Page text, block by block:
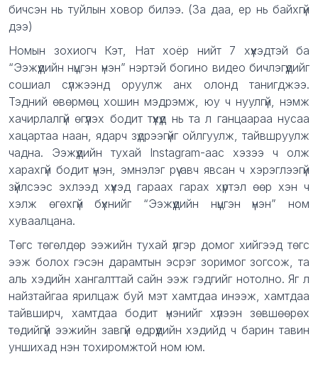
бичсэн нь туйлын ховор билээ. (За даа, ер нь байхгүй
дээ)
Номын зохиогч Кэт, Нат хоёр нийт 7 хүүхэдтэй ба
“Ээжүүдийн нүцгэн үнэн” нэртэй богино видео бичлэгүүдийг
сошиал сүлжээнд оруулж анх олонд танигджээ.
Тэдний өвөрмөц хошин мэдрэмж, юу ч нуулгүй, нэмж
хачирлалгүй өгүүлэх бодит түүхүүд нь та л ганцаараа нусаа
хацартаа наан, ядарч зүдрээгүйг ойлгуулж, тайвшруулж
чадна. Ээжүүдийн тухай Instagram-аас хэзээ ч олж
харахгүй бодит үнэн, эмнэлэг рүү авч явсан ч хэрэглээгүй
зүйлсээс эхлээд хүүхэд гараах гарах хүртэл өөр хэн ч
хэлж өгөхгүй бүхнийг “Ээжүүдийн нүцгэн үнэн” ном
хуваалцана.
Төгс төгөлдөр ээжийн тухай үлгэр домог хийгээд төгс
ээж болох гэсэн дарамтын эсрэг зоримог зогсож, та
аль хэдийн хангалттай сайн ээж гэдгийг нотолно. Яг л
найзтайгаа ярилцаж буй мэт хамтдаа инээж, хамтдаа
тайвширч, хамтдаа бодит үнэнийг хүлээн зөвшөөрөх
төдийгүй ээжийн завгүй өдрүүдийн хэдийд ч барин тавин
уншихад нэн тохиромжтой ном юм.